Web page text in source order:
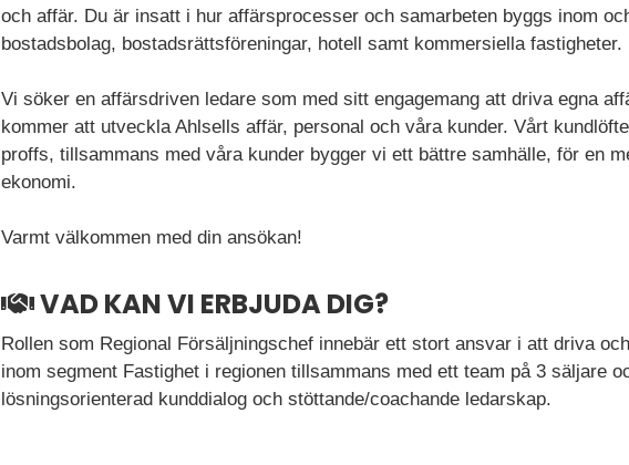
och affär. Du är insatt i hur affärsprocesser och samarbeten byggs inom
bostadsbolag, bostadsrättsföreningar, hotell samt kommersiella fastigheter.
Vi söker en affärsdriven ledare som med sitt engagemang att driva egna
kommer att utveckla Ahlsells affär, personal och våra kunder. Vårt
proffs, tillsammans med våra kunder bygger vi ett bättre samhälle, för en
ekonomi.
Varmt välkommen med din ansökan!
VAD KAN VI ERBJUDA DIG?
Rollen som Regional Försäljningschef innebär ett stort ansvar i att driva
inom segment Fastighet i regionen tillsammans med ett team på 3 säljare
lösningsorienterad kunddialog och stöttande/coachande ledarskap.